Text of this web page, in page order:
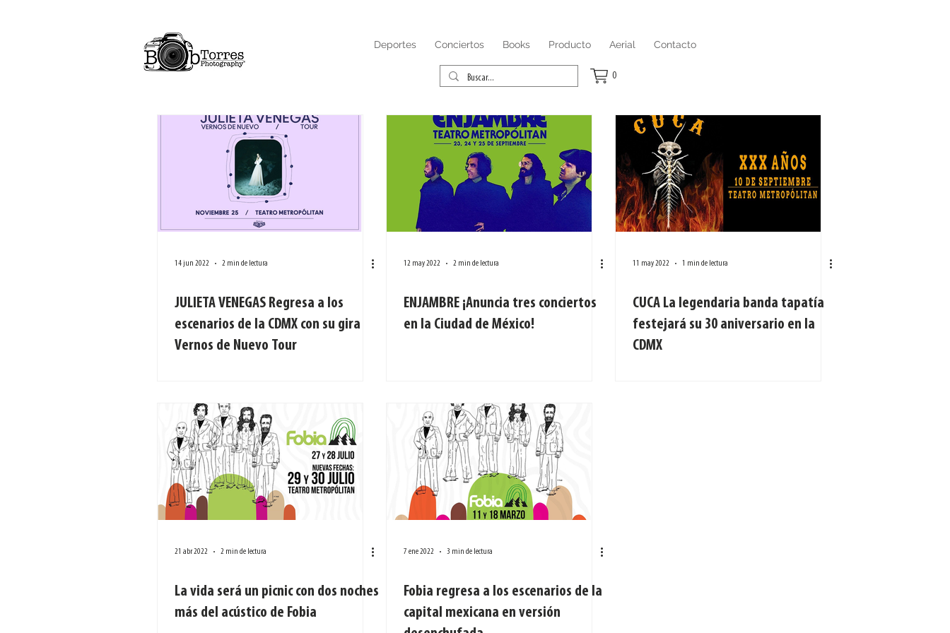
Deportes Conciertos Books Producto Aerial Contacto
0
14 jun 2022 2 min de lectura
JULIETA VENEGAS Regresa a los
escenarios de la CDMX con su gira
Vernos de Nuevo Tour
12 may 2022 2 min de lectura
ENJAMBRE ¡Anuncia tres conciertos
en la Ciudad de México!
11 may 2022 1 min de lectura
CUCA La legendaria banda tapatía
festejará su 30 aniversario en la
CDMX
21 abr 2022 2 min de lectura
La vida será un picnic con dos noches
más del acústico de Fobia
7 ene 2022 3 min de lectura
Fobia regresa a los escenarios de la
capital mexicana en versión